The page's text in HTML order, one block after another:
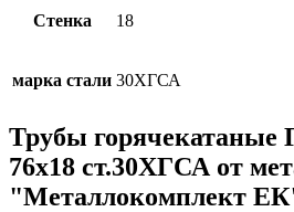
Стенка 18
марка стали 30ХГСА
Трубы горячекатаные
76x18 ст.30ХГСА от
"Металлокомплект